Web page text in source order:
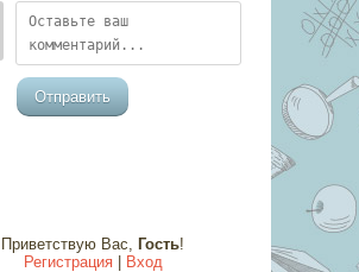
Отправить
Приветствую Вас Гость!
Регистрация| Вход